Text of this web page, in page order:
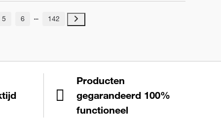
5 6 142
Producten
gegarandeerd 100%
functioneel